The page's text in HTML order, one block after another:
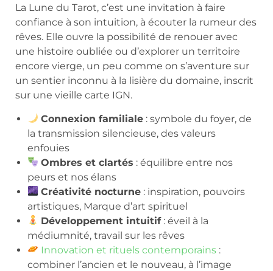
La Lune du Tarot, c’est une invitation à faire
confiance à son intuition, à écouter la rumeur des
rêves. Elle ouvre la possibilité de renouer avec
une histoire oubliée ou d’explorer un territoire
encore vierge, un peu comme on s’aventure sur
un sentier inconnu à la lisière du domaine, inscrit
sur une vieille carte IGN.
Connexion familiale : symbole du foyer, de
la transmission silencieuse, des valeurs
enfouies
Ombres et clartés : équilibre entre nos
peurs et nos élans
Créativité nocturne : inspiration, pouvoirs
artistiques, Marque d’art spirituel
Développement intuitif: éveil à la
médiumnité, travail sur les rêves
Innovation et rituels contemporains :
combiner l’ancien et le nouveau, à l’image